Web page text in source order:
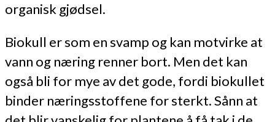
organisk gjødsel.
Biokull er som en svamp og kan motvirke at
vann og næring renner bort. Men det kan
også bli for mye av det gode, fordi biokullet
binder næringsstoffene for sterkt. Sånn at